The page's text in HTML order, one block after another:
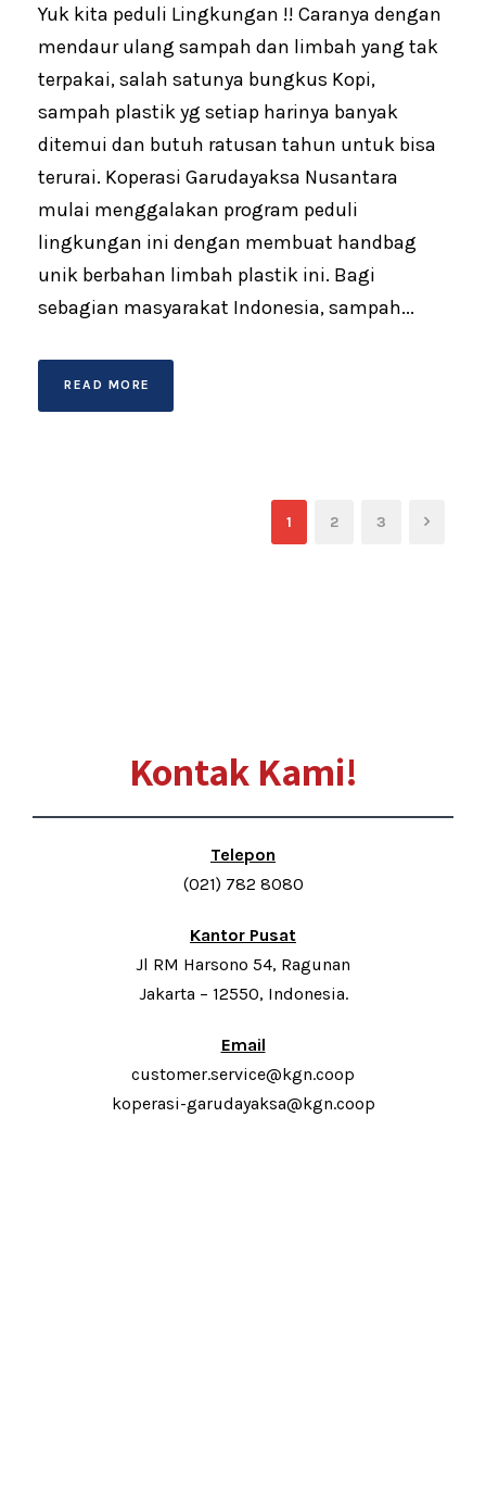
Yuk kita peduli Lingkungan !! Caranya dengan
mendaur ulang sampah dan limbah yang tak
terpakai, salah satunya bungkus Kopi,
sampah plastik yg setiap harinya banyak
ditemui dan butuh ratusan tahun untuk bisa
terurai. Koperasi Garudayaksa Nusantara
mulai menggalakan program peduli
lingkungan ini dengan membuat handbag
unik berbahan limbah plastik ini. Bagi
sebagian masyarakat Indonesia, sampah...
READ MORE
1 2 3
Kontak Kami!
Telepon
(021) 782 8080
Kantor Pusat
Jl RM Harsono 54, Ragunan
Jakarta – 12550, Indonesia.
Email
customer.service@kgn.coop
koperasi-garudayaksa@kgn.coop